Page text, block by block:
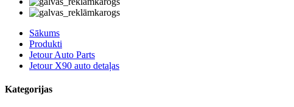
Sākums
Produkti
Jetour Auto Parts
Jetour X90 auto detaļas
Kategorijas